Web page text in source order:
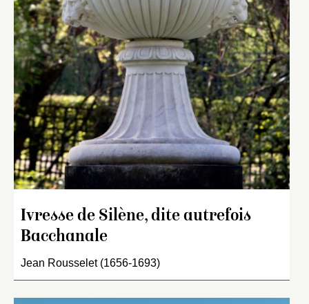
Ivresse de Silène, dite autrefois
Bacchanale
Jean Rousselet (1656-1693)